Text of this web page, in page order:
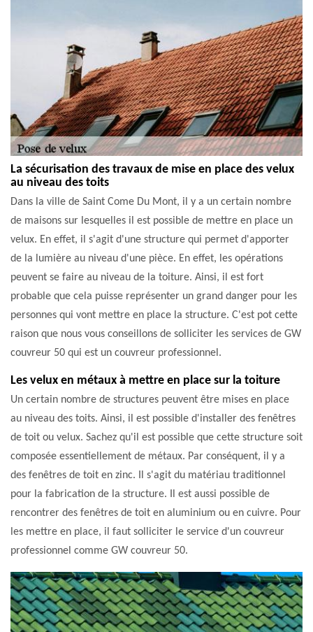
La sécurisation des travaux de mise en place des velux
au niveau des toits
Dans la ville de Saint Come Du Mont, il y a un certain nombre
de maisons sur lesquelles il est possible de mettre en place un
velux. En effet, il s'agit d'une structure qui permet d'apporter
de la lumière au niveau d'une pièce. En effet, les opérations
peuvent se faire au niveau de la toiture. Ainsi, il est fort
probable que cela puisse représenter un grand danger pour les
personnes qui vont mettre en place la structure. C'est pot cette
raison que nous vous conseillons de solliciter les services de GW
couvreur 50 qui est un couvreur professionnel.
Les velux en métaux à mettre en place sur la toiture
Un certain nombre de structures peuvent être mises en place
au niveau des toits. Ainsi, il est possible d'installer des fenêtres
de toit ou velux. Sachez qu'il est possible que cette structure soit
composée essentiellement de métaux. Par conséquent, il y a
des fenêtres de toit en zinc. Il s'agit du matériau traditionnel
pour la fabrication de la structure. Il est aussi possible de
rencontrer des fenêtres de toit en aluminium ou en cuivre. Pour
les mettre en place, il faut solliciter le service d'un couvreur
professionnel comme GW couvreur 50.